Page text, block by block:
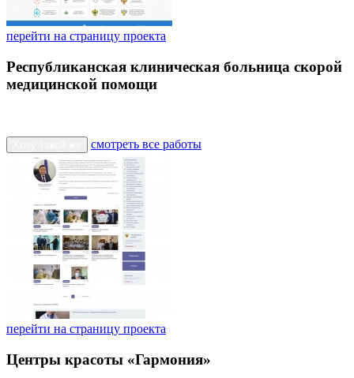
перейти на страницу проекта
Республиканская клиническая больница скорой
медицинской помощи
смотреть все работы
перейти на страницу проекта
Центры красоты «Гармония»